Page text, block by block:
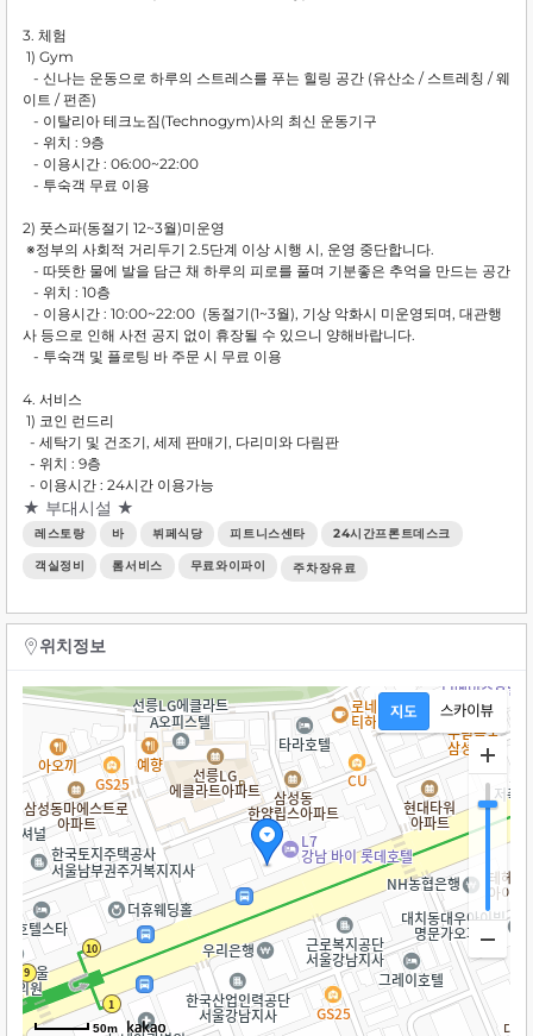
3. 체험
1) Gym
- 신나는 운동으로 하루의 스트레스를 푸는 힐링 공간 (유산소 / 스트레칭 / 웨
이트 / 펀존)
- 이탈리아 테크노짐(Technogym)사의 최신 운동기구
- 위치 : 9층
- 이용시간 : 06:00~22:00
- 투숙객 무료 이용
2) 풋스파(동절기 12~3월)미운영
※정부의 사회적 거리두기 2.5단계 이상 시행 시, 운영 중단합니다.
- 따뜻한 물에 발을 담근 채 하루의 피로를 풀며 기분좋은 추억을 만드는 공간
- 위치 : 10층
- 이용시간 : 10:00~22:00 (동절기(1~3월), 기상 악화시 미운영되며, 대관행
사 등으로 인해 사전 공지 없이 휴장될 수 있으니 양해바랍니다.
- 투숙객 및 플로팅 바 주문 시 무료 이용
4. 서비스
1) 코인 런드리
- 세탁기 및 건조기, 세제 판매기, 다리미와 다림판
- 위치 : 9층
- 이용시간 : 24시간 이용가능
★ 부대시설 ★
레스토랑 바 뷔페식당 피트니스센타 24시간프론트데스크
객실정비 롬서비스 무료와이파이 주차장유료
위치정보
50m